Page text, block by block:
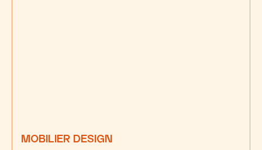
MOBILIER DESIGN